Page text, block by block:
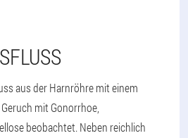
aus der Harnröhre mit einem
mit Gonorrhoe,
beobachtet. Neben reichlich